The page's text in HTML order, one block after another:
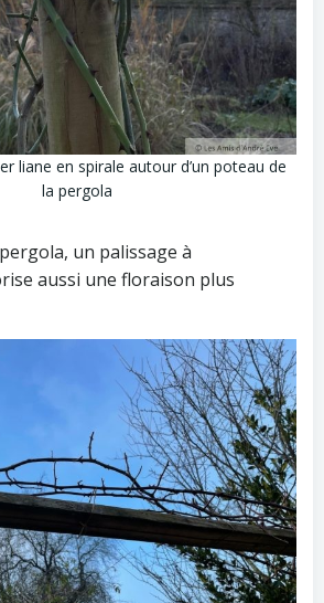
liane en spirale autour d’un poteau de
la pergola
un palissage à
aussi une floraison plus